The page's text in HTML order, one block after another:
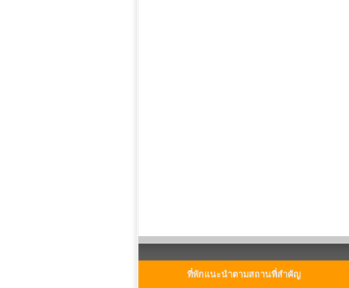
ที่พักแนะนำตามสถานที่สำคัญ